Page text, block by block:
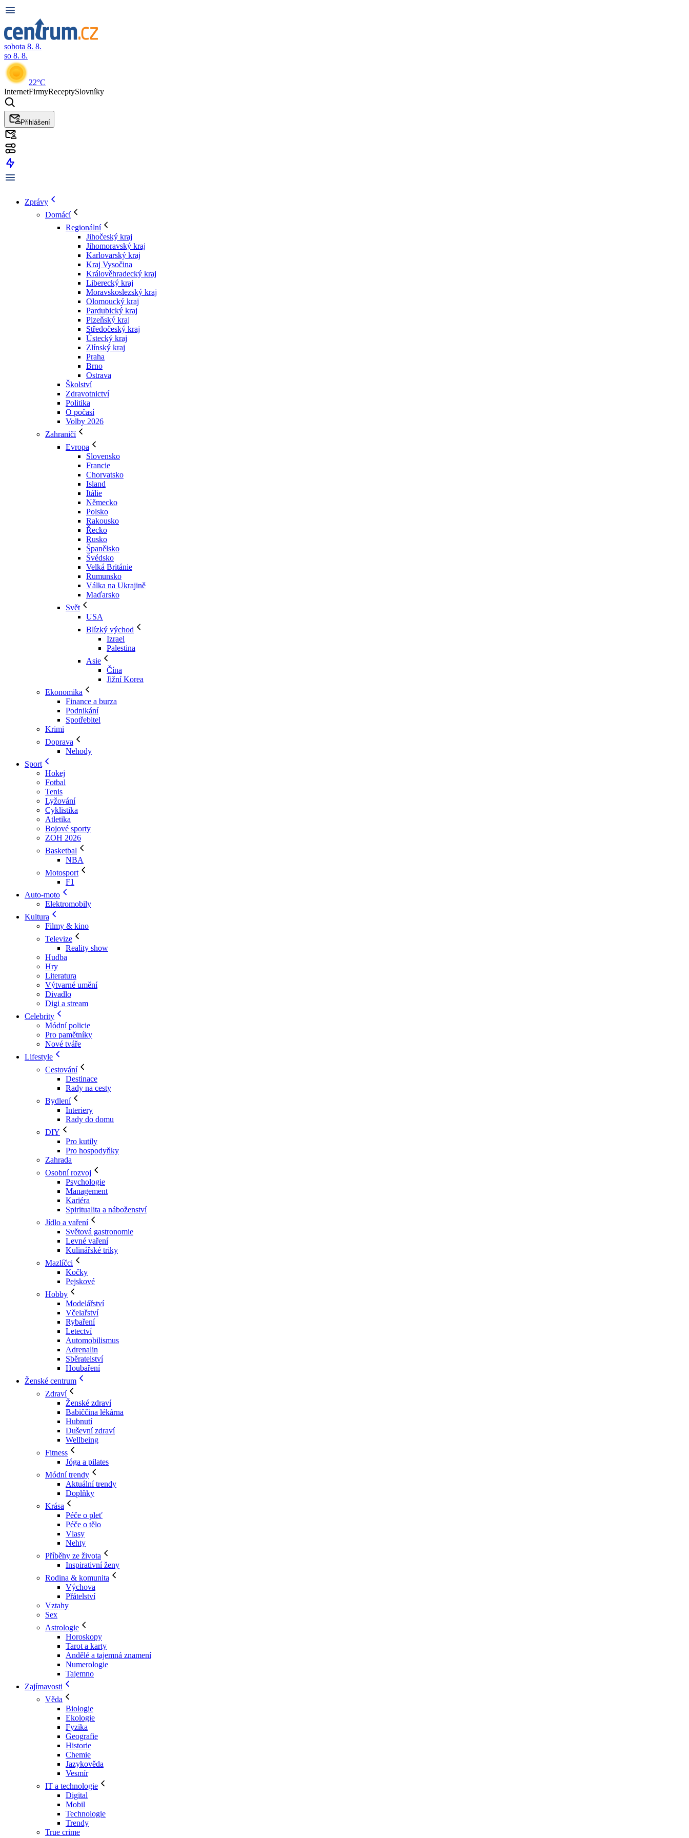
sobota 8. 8.
so 8. 8.
22°C
InternetFirmyReceptySlovníky
Přihlášení
Zprávy
Domácí
Regionální
Jihočeský kraj
Jihomoravský kraj
Karlovarský kraj
Kraj Vysočina
Králověhradecký kraj
Liberecký kraj
Moravskoslezský kraj
Olomoucký kraj
Pardubický kraj
Plzeňský kraj
Středočeský kraj
Ústecký kraj
Zlínský kraj
Praha
Brno
Ostrava
Školství
Zdravotnictví
Politika
O počasí
Volby 2026
Zahraničí
Evropa
Slovensko
Francie
Chorvatsko
Island
Itálie
Německo
Polsko
Rakousko
Řecko
Rusko
Španělsko
Švédsko
Velká Británie
Rumunsko
Válka na Ukrajině
Maďarsko
Svět
USA
Blízký východ
Izrael
Palestina
Asie
Čína
Jižní Korea
Ekonomika
Finance a burza
Podnikání
Spotřebitel
Krimi
Doprava
Nehody
Sport
Hokej
Fotbal
Tenis
Lyžování
Cyklistika
Atletika
Bojové sporty
ZOH 2026
Basketbal
NBA
Motosport
F1
Auto-moto
Elektromobily
Kultura
Filmy & kino
Televize
Reality show
Hudba
Hry
Literatura
Výtvarné umění
Divadlo
Digi a stream
Celebrity
Módní policie
Pro pamětníky
Nové tváře
Lifestyle
Cestování
Destinace
Rady na cesty
Bydlení
Interiery
Rady do domu
DIY
Pro kutily
Pro hospodyňky
Zahrada
Osobní rozvoj
Psychologie
Management
Kariéra
Spiritualita a náboženství
Jídlo a vaření
Světová gastronomie
Levné vaření
Kulinářské triky
Mazlíčci
Kočky
Pejskové
Hobby
Modelářství
Včelařství
Rybaření
Letectví
Automobilismus
Adrenalin
Sběratelství
Houbaření
Ženské centrum
Zdraví
Ženské zdraví
Babiččina lékárna
Hubnutí
Duševní zdraví
Wellbeing
Fitness
Jóga a pilates
Módní trendy
Aktuální trendy
Doplňky
Krása
Péče o pleť
Péče o tělo
Vlasy
Nehty
Příběhy ze života
Inspirativní ženy
Rodina & komunita
Výchova
Přátelství
Vztahy
Sex
Astrologie
Horoskopy
Tarot a karty
Andělé a tajemná znamení
Numerologie
Tajemno
Zajímavosti
Věda
Biologie
Ekologie
Fyzika
Geografie
Historie
Chemie
Jazykověda
Vesmír
IT a technologie
Digital
Mobil
Technologie
Trendy
True crime